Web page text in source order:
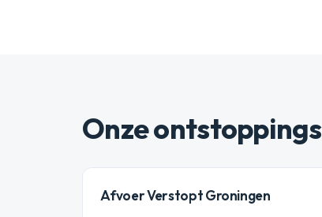
Onze
Afvoer Verstopt Groningen